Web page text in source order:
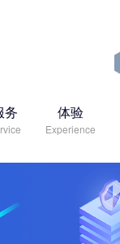
务 体验
Experience